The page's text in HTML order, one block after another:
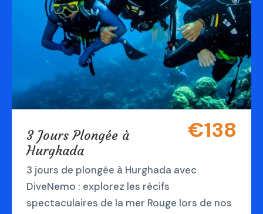
3 Jours Plongée à
Hurghada
€138
3 jours de plongée à Hurghada avec
DiveNemo : explorez les récifs
spectaculaires de la mer Rouge lors de nos